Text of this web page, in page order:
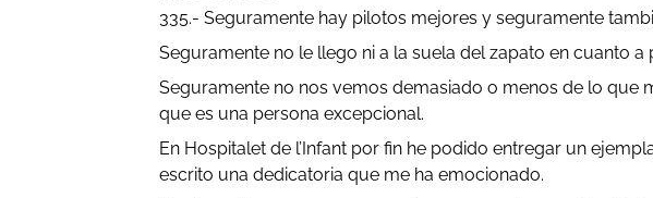
335.- Seguramente hay pilotos mejores y seguramente
Seguramente no le llego ni a la suela del zapato en cuanto a
Seguramente no nos vemos demasiado o menos de lo que
que es una persona excepcional.
En Hospitalet de l’Infant por fin he podido entregar un
escrito una dedicatoria que me ha emocionado.